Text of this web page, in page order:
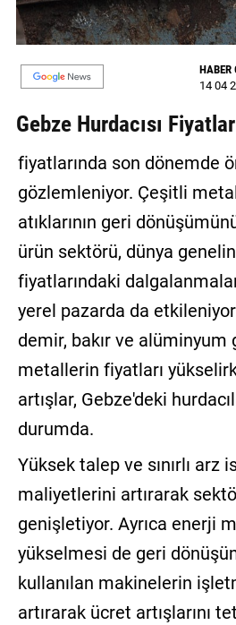
GALERİ
VİDEO
BİZE
ULAŞIN
Künye
İletişim
Gizlilik
Kullanıcı
Sözleşmesi
HABER
14 04
Gebze Hurdacısı
fiyatlarında son dönemde
gözlemleniyor. Çeşitli
atıklarının geri
ürün sektörü, dünya
fiyatlarındaki
yerel pazarda da
demir, bakır ve alüminyum
metallerin fiyatları
artışlar, Gebze'deki
durumda.
Yüksek talep ve sınırlı arz
maliyetlerini artırarak
genişletiyor. Ayrıca enerji
yükselmesi de geri
kullanılan makinelerin
artırarak ücret artışlarını